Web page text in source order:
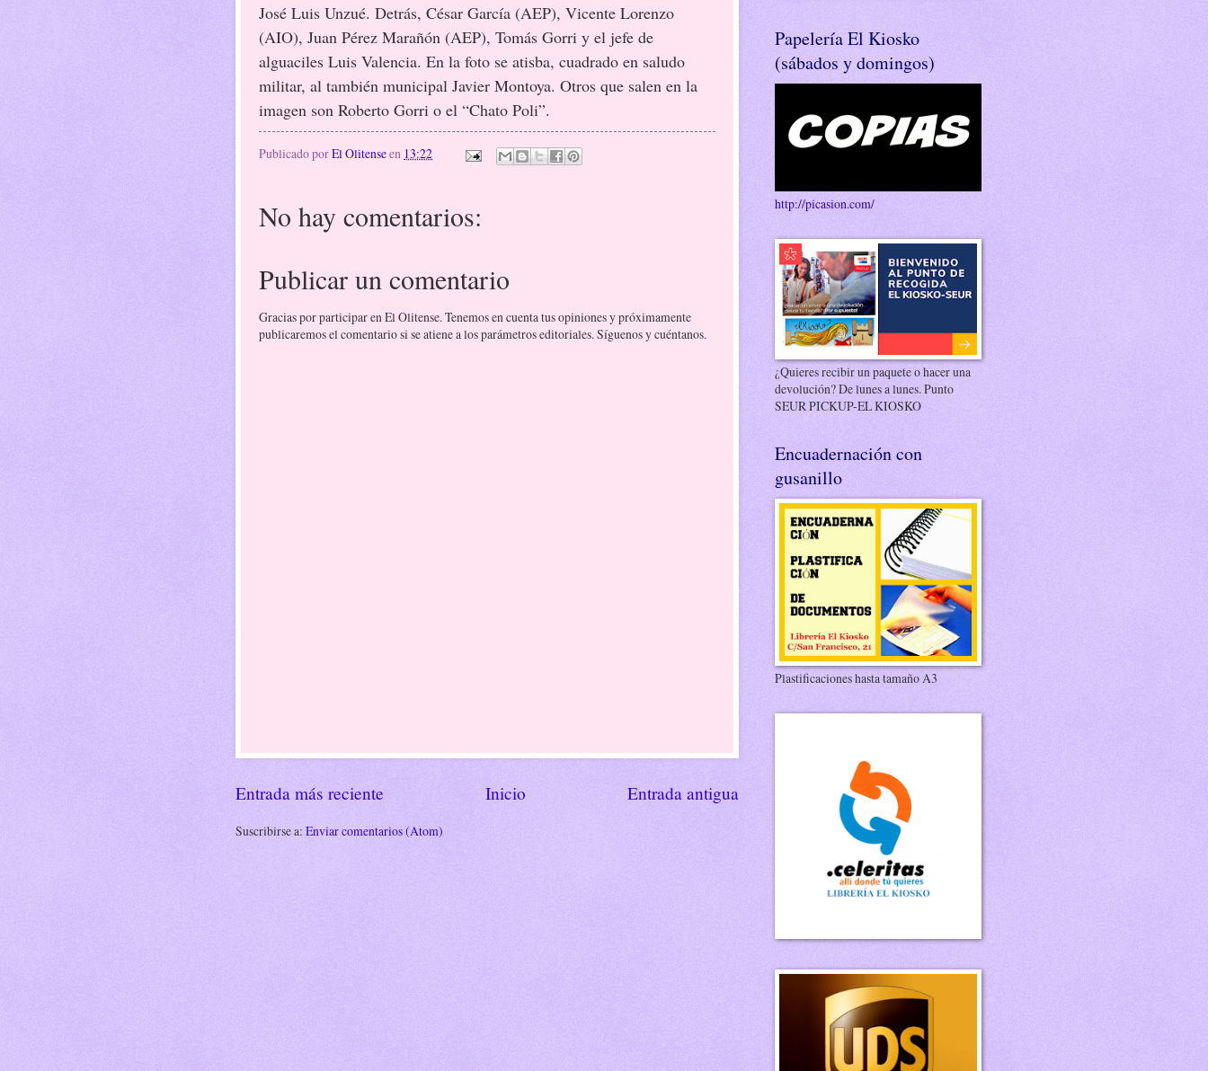
José Luis Unzué. Detrás, César García (AEP), Vicente Lorenzo
(AIO), Juan Pérez Marañón (AEP), Tomás Gorri y el jefe de
alguaciles Luis Valencia. En la foto se atisba, cuadrado en saludo
militar, al también municipal Javier Montoya. Otros que salen en la
imagen son Roberto Gorri o el “Chato Poli”.
Publicado porEl Olitenseen 13:22
No hay comentarios:
Publicar un comentario
Gracias por participar en El Olitense. Tenemos en cuenta tus opiniones y próximamente
publicaremos el comentario si se atiene a los parámetros editoriales. Síguenos y cuéntanos.
Entrada más reciente Entrada antigua
Inicio
Suscribirse a: Enviar comentarios (Atom)
Papelería El Kiosko
(sábados y domingos)
http://picasion.com/
¿Quieres recibir un paquete o hacer una
devolución? De lunes a lunes. Punto
SEUR PICKUP-EL KIOSKO
Encuadernación con
gusanillo
Plastificaciones hasta tamaño A3